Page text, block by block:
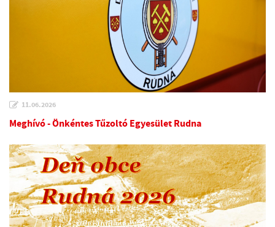
11.06.2026
Meghívó - Önkéntes Tűzoltó Egyesület Rudna